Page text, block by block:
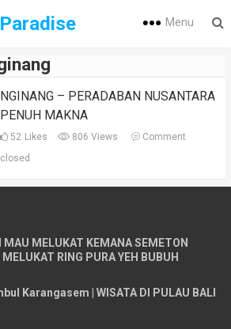
Menu
NGINANG – PERADABAN NUSANTARA
PENUH MAKNA
52 Likes 806 Views
Comment
closed
MAU MELUKAT KEMANA SEMETON
MELUKAT RING PURA YEH BUBUH
Karangasem | WISATA DI PULAU BALI